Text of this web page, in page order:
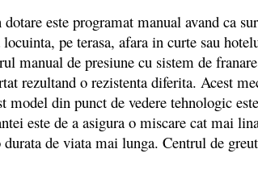
este programat manual avand ca
pe terasa, afara in curte sau
manual de presiune cu sistem de
rezultand o rezistenta diferita. Acest
din punct de vedere tehnologic
este de a asigura o miscare cat mai
de viata mai lunga. Centrul de